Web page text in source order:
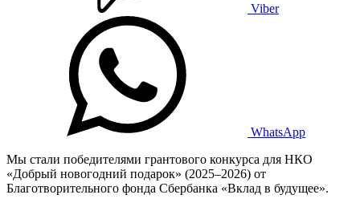
Viber
WhatsApp
Мы стали победителями грантового конкурса для НКО
«Добрый новогодний подарок» (2025–2026) от
Благотворительного фонда Сбербанка «Вклад в будущее».